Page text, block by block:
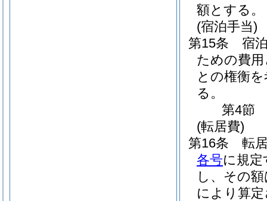
額とする。
(宿泊手当)
第15条
宿
ための費
との権衡
る。
第4節
(転居費)
第16条
転
各号に規
し、その
により算